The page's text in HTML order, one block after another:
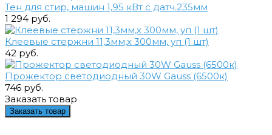
Тен для стир, машин 1,95 кВт с датч.235мм
1 294 руб.
Клеевые стержни 11,3мм,х 300мм, уп (1 шт)
42 руб.
Прожектор светодиодный 30W Gauss (6500к)
746 руб.
Заказать товар
Заказать товар